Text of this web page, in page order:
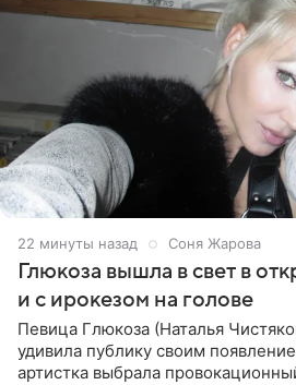
22 минуты назад Соня Жарова
Глюкоза вышла в свет в
и с ирокезом на голове
Певица Глюкоза (Наталья
удивила публику своим
артистка выбрала